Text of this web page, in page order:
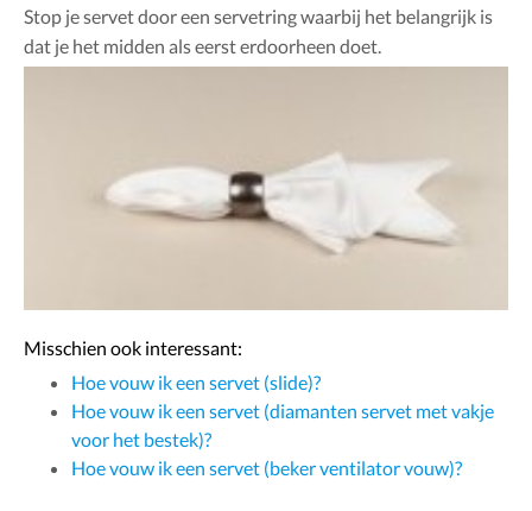
Stop je servet door een servetring waarbij het belangrijk is
dat je het midden als eerst erdoorheen doet.
Misschien ook interessant:
Hoe vouw ik een servet (slide)?
Hoe vouw ik een servet (diamanten servet met vakje
voor het bestek)?
Hoe vouw ik een servet (beker ventilator vouw)?